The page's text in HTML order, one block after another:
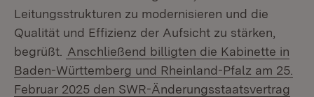
Leitungsstrukturen zu modernisieren und die
Qualität und Effizienz der Aufsicht zu stärken,
begrüßt. Anschließend billigten die Kabinette in
Baden-Württemberg und Rheinland-Pfalz am 25.
Februar 2025 den SWR-Änderungsstaatsvertrag